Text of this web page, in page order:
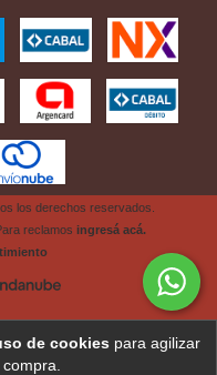
de cookies para agilizar
los derechos reservados.
reclamos ingresá acá.